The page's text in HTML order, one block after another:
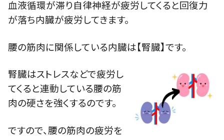
血液循環が滞り自律神経が疲労してくると回復力
が落ち内臓が疲労してきます。
腰の筋肉に関係している内臓は【腎臓】です。
腎臓はストレスなどで疲労し
てくると連動している腰の筋
肉の硬さを強くするのです。
ですので、腰の筋肉の疲労を